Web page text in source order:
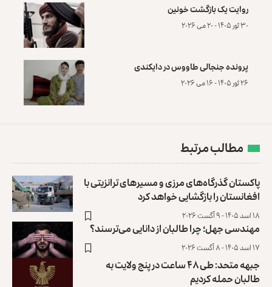
روایت یک بازگشت خونین
۳۰ ثور ۱۴۰۵ - ۲۰ می ۲۰۲۶
پرونده‌ جنجالی طاووس در دایکندی
۲۶ ثور ۱۴۰۵ - ۱۶ می ۲۰۲۶
مطالب مرتبط
پاکستان گذرگاه‌های مرزی و مسیرهای ترانزیتی با
افغانستان را بازگشایی خواهد کرد
۱۸ اسد ۱۴۰۵ - ۹ آگست ۲۰۲۶
مهندسی جهل؛ چرا طالبان از دانایی می‌ترسند؟
۱۷ اسد ۱۴۰۵ - ۸ آگست ۲۰۲۶
جبهه متحد: طی ۴۸ ساعت در پنج ولایت به
طالبان حمله کردیم